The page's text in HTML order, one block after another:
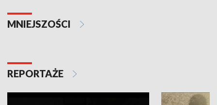
MNIEJSZOŚCI
REPORTAŻE